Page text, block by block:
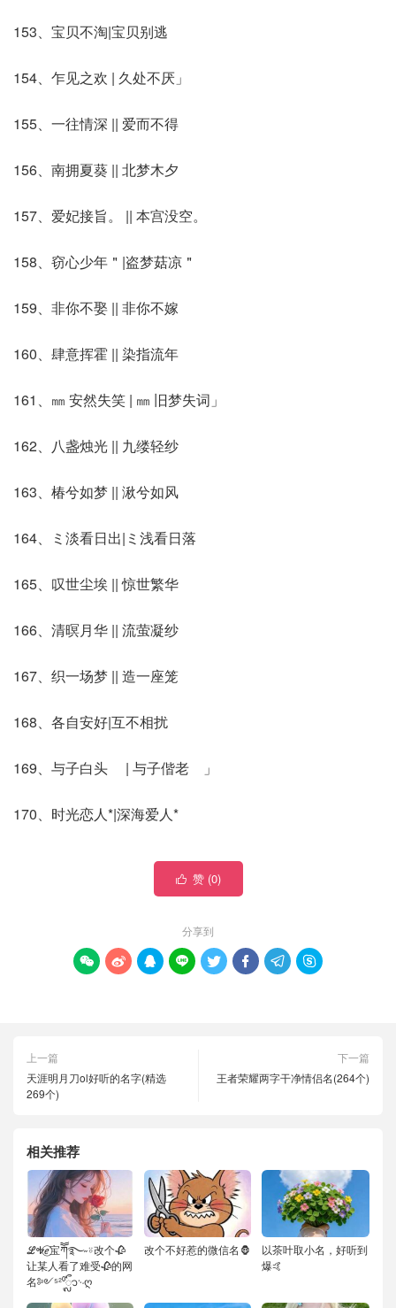
153、宝贝不淘|宝贝别逃
154、乍见之欢 | 久处不厌」
155、一往情深 || 爱而不得
156、南拥夏葵 || 北梦木夕
157、爱妃接旨。 || 本宫没空。
158、窃心少年＂|盗梦菇凉＂
159、非你不娶 || 非你不嫁
160、肆意挥霍 || 染指流年
161、㎜ 安然失笑 | ㎜ 旧梦失词」
162、八盏烛光 || 九缕轻纱
163、椿兮如梦 || 湫兮如风
164、ミ淡看日出|ミ浅看日落
165、叹世尘埃 || 惊世繁华
166、清暝月华 || 流萤凝纱
167、织一场梦 || 造一座笼
168、各自安好|互不相扰
169、与子白头ゝ | 与子偕老ゝ」
170、时光恋人*|深海爱人*
 赞 (0)
分享到
       
上一篇
天涯明月刀ol好听的名字(精选
269个)
下一篇
王者荣耀两字干净情侣名(264个)
相关推荐
ℒᎭℯ⃝宝ཀོོ࿐˶⍤改个🥀
让某人看了难受🥀的网
名༻⁵²⁰ᬽ࿙ღ
改个不好惹的微信名🦍
以茶叶取小名，好听到
爆🤙